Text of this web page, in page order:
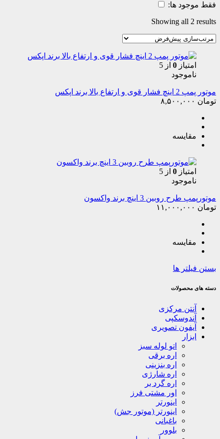
فقط موجود ها:
Showing all 2 results
امتیاز 0 از 5
ناموجود
موتور پمپ 2 اینچ فشار قوی و ارتفاع بالا برند اپکس
تومان
مقایسه
امتیاز 0 از 5
ناموجود
موتورپمپ طرح روبین 3 اینچ برند واکسون
تومان
مقایسه
بستن فیلتر ها
دسته های محصولات
آنتن مرکزی
آندوسکپی
آیفون تصویری
ابزار
اتو لوله سبز
اره برقی
اره بنزینی
اره شارژی
اره گرد بر
اور مشتی فرز
اینورتر
اینورتر (موتور جش)
باغبانی
بلوور